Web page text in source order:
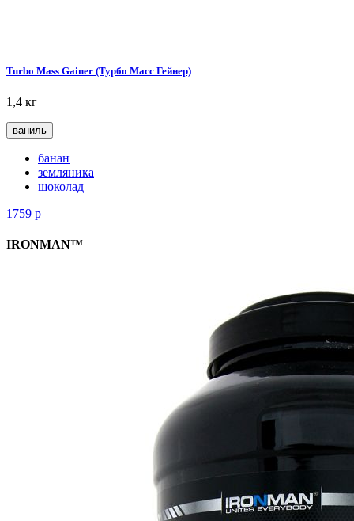
Turbo Mass Gainer (Турбо Масс Гейнер)
1,4 кг
ваниль
банан
земляника
шоколад
1759 р
IRONMAN™